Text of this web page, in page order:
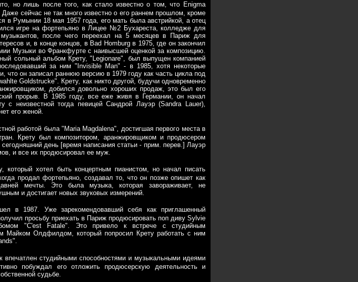
но лишь после того, как стало известно о том, что Enigma
сейчас не так много известно о его раннем прошлом, кроме
в Румынии 18 мая 1957 года, его мать была австрийкой, а отец
игре на фортепьяно в Лицее №2 Бухареста, колледже для
после чего переехал на 5 месяцев в Париж для
и, в конце концов, в Bad Homburg в 1975, где он закончил
Музыки во Франкфурте с наивысшей оценкой за композицию.
сольный альбом Крету, "Legionare", был выпущен компанией
за ним "Invisible Man" - в 1985, хотя некоторые
что он записал раннюю версию в 1979 году как часть цикла под
Goldstrucke". Крету, как никто другой, будучи одновременно
добился довольно хороших продаж, это был его
прорыв. В 1985 году, все еже живя в Германии, он начал
с неизвестной тогда певицей Сандрой Лауэр (Sandra Lauer),
его женой.
работой была "Maria Magdalena", достигшая первого места в
Крету был композитором, аранжировщиком и продюсером
день [время написания статьи - прим. перев.] Лауэр
и все их продюсировал ее муж.
который хотел быть концертным пианистом, но начал писать
продал фортепьяно, создавал то, что он позже опишет как
мечты. Это была музыка, которая завораживает, не
и достигает новых звуковых измерений.
в 1987. Уже зарекомендовавший себя как приглашенный
просьбу приехать в Париж продюсировать поп диву Sylvie
"C'est Fatale". Это привело к встрече с студийным
Майком Олдфилдом, который попросил Крету работать с ним
впечатлен студийными способностями и музыкальными идеями
побуждал его отложить продюсерскую деятельность и
судьбе.